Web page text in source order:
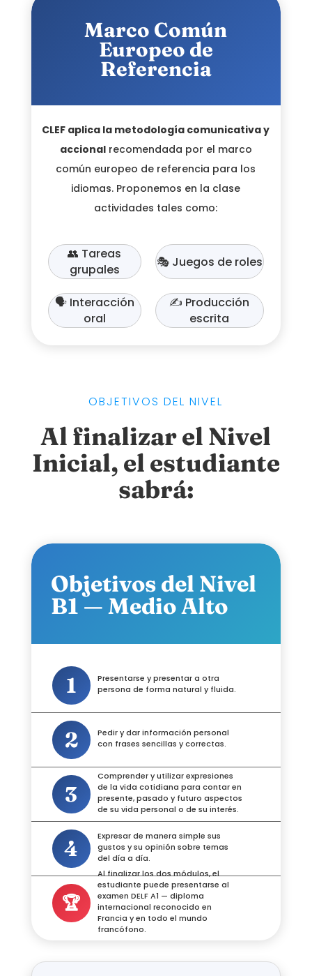
Marco Común
Europeo de
Referencia
CLEF aplica la metodología comunicativa y
accionalrecomendada por el marco
común europeo de referencia para los
idiomas. Proponemos en la clase
actividades tales como:
👥 Tareas
grupales
🎭 Juegos de roles
🗣 Interacción
oral
✍ Producción
escrita
OBJETIVOS DEL NIVEL
Al finalizar el Nivel
Inicial, el estudiante
sabrá:
Objetivos del Nivel
B1 — Medio Alto
1
Presentarse y presentar a otra
persona de forma natural y fluida.
2
Pedir y dar información personal
con frases sencillas y correctas.
3
Comprender y utilizar expresiones
de la vida cotidiana para contar en
presente, pasado y futuro aspectos
de su vida personal o de su interés.
4
Expresar de manera simple sus
gustos y su opinión sobre temas
del día a día.
🏆
Al finalizar los dos módulos, el
estudiante puede presentarse al
examen DELF A1 — diploma
internacional reconocido en
Francia y en todo el mundo
francófono.